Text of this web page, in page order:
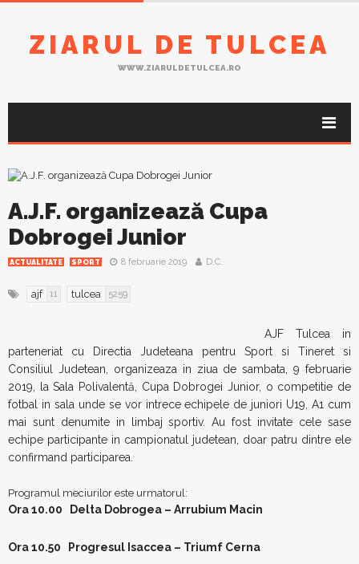
ZIARUL DE TULCEA
WWW.ZIARULDETULCEA.RO
A.J.F. organizează Cupa
Dobrogei Junior
ACTUALITATE SPORT 8 februarie 2019 D.C.
ajf 11 tulcea 5259
AJF Tulcea in
parteneriat cu Directia Judeteana pentru Sport si Tineret si
Consiliul Judetean, organizeaza in ziua de sambata, 9 februarie
2019, la Sala Polivalentă, Cupa Dobrogei Junior, o competitie de
fotbal in sala unde se vor intrece echipele de juniori U19, A1 cum
mai sunt denumite in limbaj sportiv. Au fost invitate cele sase
echipe participante in campionatul judetean, doar patru dintre ele
confirmand participarea.
Programul meciurilor este urmatorul:
Ora 10.00 Delta Dobrogea – Arrubium Macin
Ora 10.50 Progresul Isaccea – Triumf Cerna